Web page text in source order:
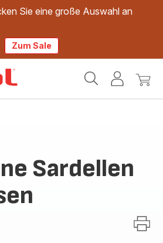
Sie eine große Auswahl an
Zum Sale
Mein
Mein
Sardellen